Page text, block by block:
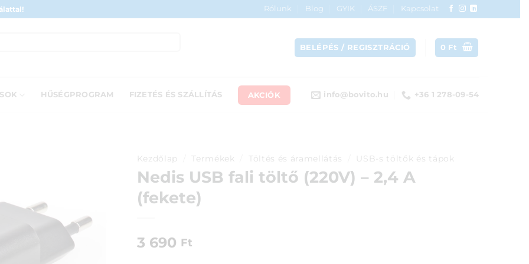
Rólunk Blog GYIK ÁSZF
Kapcsolat
BELÉPÉS / REGISZTRÁCIÓ 0 Ft
HŰSÉGPROGRAM FIZETÉS ÉS SZÁLLÍTÁS AKCIÓK info@bovito.hu +36 1 278-09-54
Kezdőlap Termékek Töltés és áramellátás USB-s töltők és tápok
Nedis USB fali töltő (220V) – 2,4 A
(fekete)
3 690 Ft